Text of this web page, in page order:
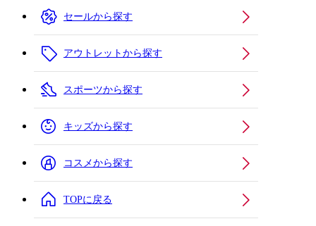
セールから探す
アウトレットから探す
スポーツから探す
キッズから探す
コスメから探す
TOPに戻る